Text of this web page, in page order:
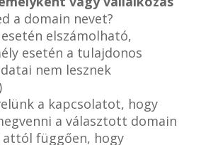
a domain nevet?
elszámolható,
esetén a tulajdonos
nem lesznek
a kapcsolatot, hogy
a választott domain
attól függően, hogy